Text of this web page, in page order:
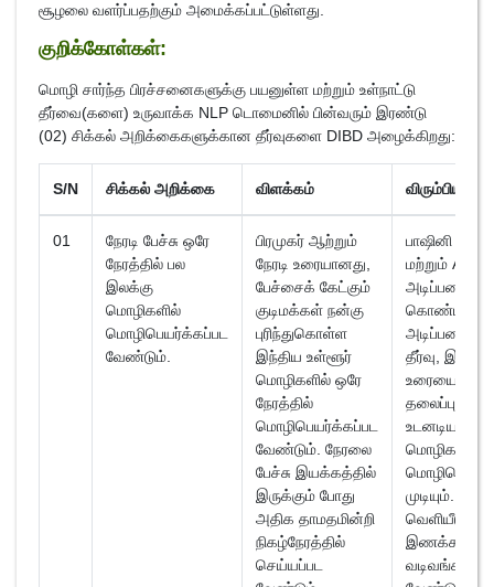
சூழலை வளர்ப்பதற்கும் அமைக்கப்பட்டுள்ளது.
குறிக்கோள்கள்:
மொழி சார்ந்த பிரச்சனைகளுக்கு பயனுள்ள மற்றும் உள்நாட்டு
தீர்வை(களை) உருவாக்க NLP டொமைனில் பின்வரும் இரண்டு
(02) சிக்கல் அறிக்கைகளுக்கான தீர்வுகளை DIBD அழைக்கிறது:
S/N சிக்கல் அறிக்கை விளக்கம் விரும்பிய
01
நேரடி பேச்சு ஒரே
நேரத்தில் பல
இலக்கு
மொழிகளில்
மொழிபெயர்க்கப்பட
வேண்டும்.
பிரமுகர் ஆற்றும்
நேரடி உரையானது,
பேச்சைக் கேட்கும்
குடிமக்கள் நன்கு
புரிந்துகொள்ள
இந்திய உள்ளூர்
மொழிகளில் ஒரே
நேரத்தில்
மொழிபெயர்க்கப்பட
வேண்டும். நேரலை
பேச்சு இயக்கத்தில்
இருக்கும் போது
அதிக தாமதமின்றி
நிகழ்நேரத்தில்
செய்யப்பட
பாஷினி AI
மற்றும்
கொண்ட AI
தீர்வு, இது
உரையை உரை
உடனடியாக
மொழிகளில்
முடியும்.
வெளியீடு
இணக்கமான